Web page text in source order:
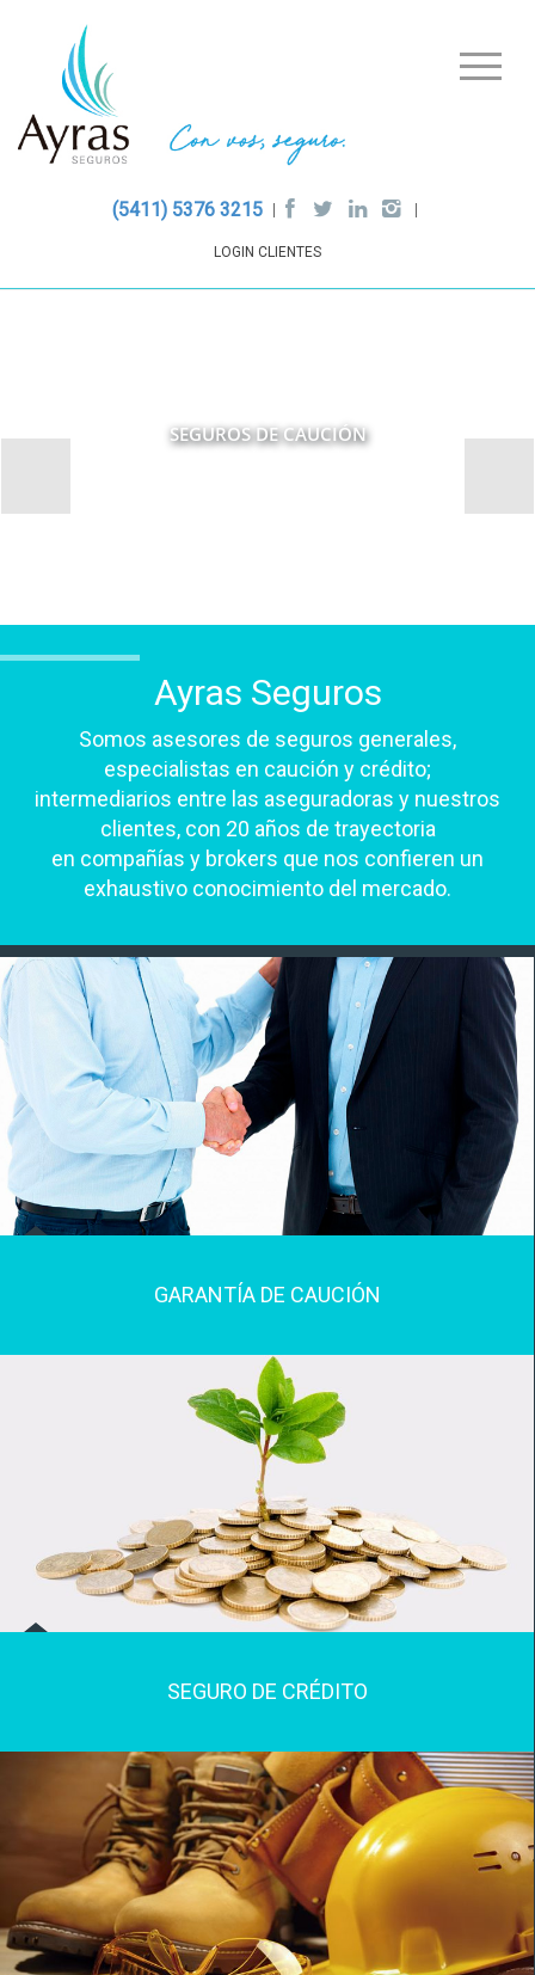
(5411) 5376 3215
LOGIN CLIENTES
SEGUROS DE CAUCIÓN
Ayras Seguros
Somos asesores de seguros generales,
especialistas en caución y crédito;
intermediarios entre las aseguradoras y nuestros
clientes, con 20 años de trayectoria
en compañías y brokers que nos confieren un
exhaustivo conocimiento del mercado.
GARANTÍA DE CAUCIÓN
SEGURO DE CRÉDITO